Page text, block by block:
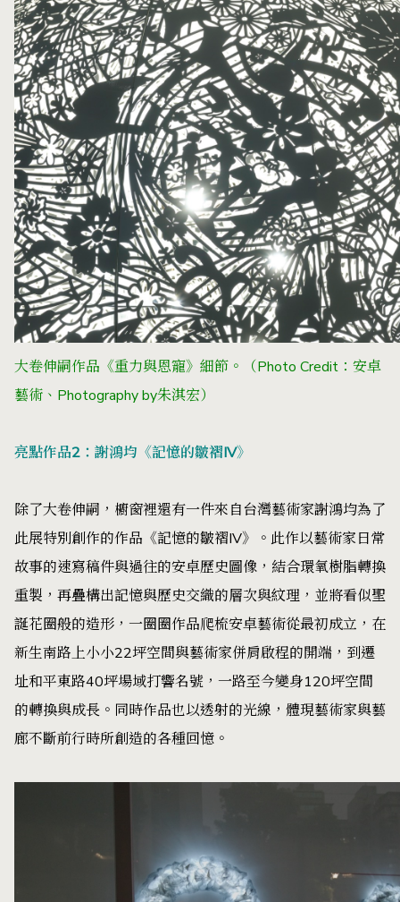
大卷伸嗣作品《重力與恩寵》細節。
（Photo Credit：安卓
藝術、Photography by朱淇宏）
亮點作品2：謝鴻均《記憶的皺褶IV》
除了大卷伸嗣，櫥窗裡還有一件來自台灣藝術家謝鴻均為了
此展特別創作的作品《記憶的皺褶IV》。此作以藝術家日常
故事的速寫稿件與過往的安卓歷史圖像，結合環氧樹脂轉換
重製，再疊構出記憶與歷史交織的層次與紋理，並將看似聖
誕花圈般的造形，一圈圈作品爬梳安卓藝術從最初成立，在
新生南路上小小22坪空間與藝術家併肩啟程的開端，到遷
址和平東路40坪場域打響名號，一路至今變身120坪空間
的轉換與成長。同時作品也以透射的光線，體現藝術家與藝
廊不斷前行時所創造的各種回憶。